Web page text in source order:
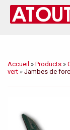
Accueil » Products »
vert » Jambes de